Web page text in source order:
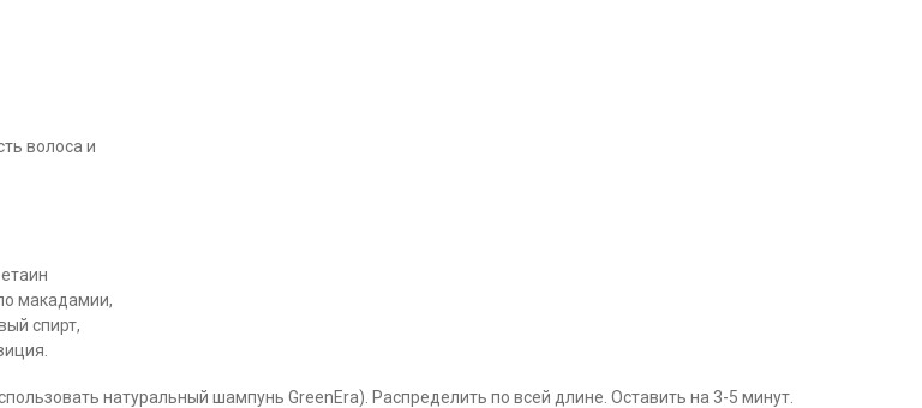
волоса и
макадамии,
спирт,
натуральный шампунь GreenEra). Распределить по всей длине. Оставить на 3-5 минут.